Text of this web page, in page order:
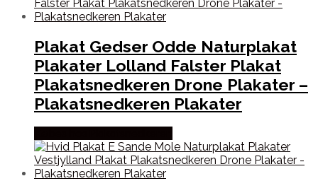
Plakat Gedser Odde Naturplakat
Plakater Lolland Falster Plakat
Plakatsnedkeren Drone Plakater –
Plakatsnedkeren Plakater